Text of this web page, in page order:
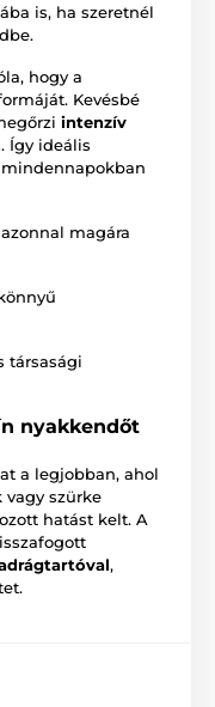
is, ha szeretnél
hogy a
Kevésbé
intenzív
Így ideális
magára
társasági
nyakkendőt
a legjobban, ahol
vagy szürke
hatást kelt. A
,